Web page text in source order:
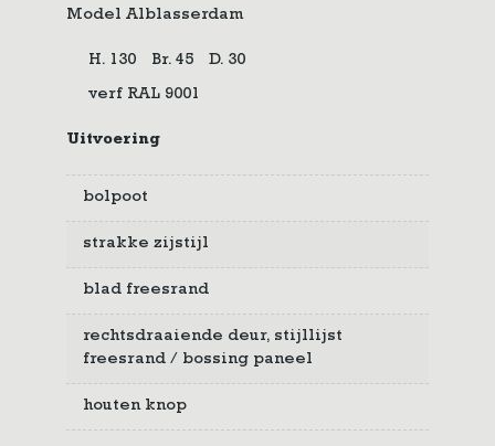
Model Alblasserdam
H. 130 Br. 45 D. 30
verf RAL 9001
Uitvoering
bolpoot
strakke zijstijl
blad freesrand
rechtsdraaiende deur, stijllijst
freesrand / bossing paneel
houten knop